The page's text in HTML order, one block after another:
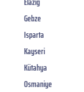
Gebze
Isparta
Kayseri
Kütahya
Osmaniye